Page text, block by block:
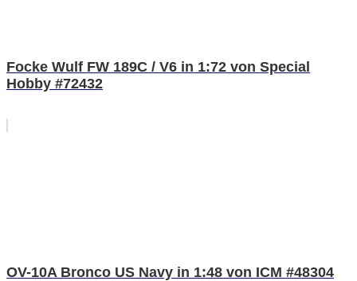
Focke Wulf FW 189C / V6 in 1:72 von Special
Hobby #72432
OV-10A Bronco US Navy in 1:48 von ICM #48304